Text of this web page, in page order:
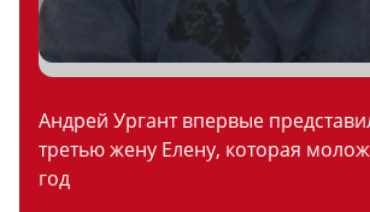
Андрей Ургант впервые
третью жену Елену, которая
год